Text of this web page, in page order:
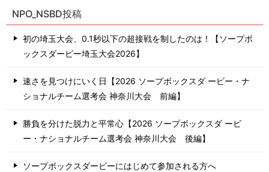
NPO_NSBD投稿
初の埼玉大会、0.1秒以下の超接戦を制したのは！【ソープボ
ックスダービー埼玉大会2026】
速さを見つけにいく日【2026 ソープボックスダ ービー・ナ
ショナルチーム選考会 神奈川⼤会 前編】
勝負を分けた脱力と平常心【2026 ソープボックスダ ービ
ー・ナショナルチーム選考会 神奈川⼤会 後編】
ソープボックスダービーにはじめて参加される方へ